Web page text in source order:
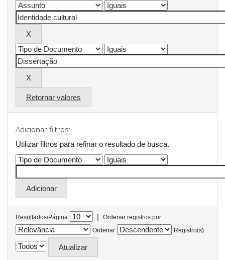
Retornar valores
Adicionar filtros:
Utilizar filtros para refinar o resultado de busca.
Resultados/Página |
Ordenar registros por
Ordenar
Registro(s)